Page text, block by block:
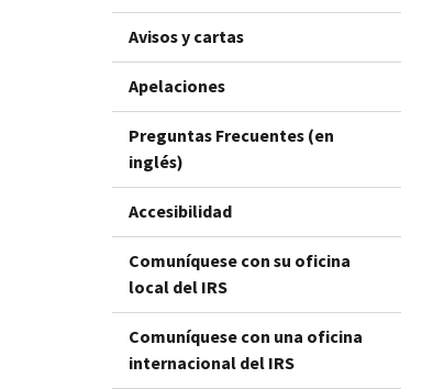
Avisos y cartas
Apelaciones
Preguntas Frecuentes (en
inglés)
Accesibilidad
Comuníquese con su oficina
local del IRS
Comuníquese con una oficina
internacional del IRS